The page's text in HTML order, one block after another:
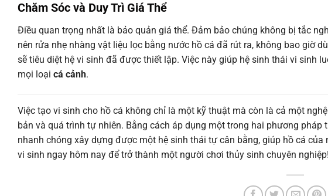
Chăm Sóc và Duy Trì Giá Thể
Điều quan trọng nhất là bảo quản giá thể. Đảm bảo chúng không bị tắc
nên rửa nhẹ nhàng vật liệu lọc bằng nước hồ cá đã rút ra, không bao giờ
sẽ tiêu diệt hệ vi sinh đã được thiết lập. Việc này giúp hệ sinh thái vi sinh
mọi loại cá cảnh.
Việc tạo vi sinh cho hồ cá không chỉ là một kỹ thuật mà còn là cả một
bản và quá trình tự nhiên. Bằng cách áp dụng một trong hai phương
nhanh chóng xây dựng được một hệ sinh thái tự cân bằng, giúp hồ cá
vi sinh ngay hôm nay để trở thành một người chơi thủy sinh chuyên nghiệp!